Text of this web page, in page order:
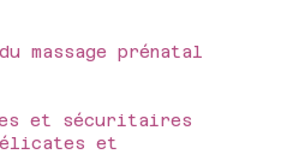
massage prénatal
et sécuritaires
et